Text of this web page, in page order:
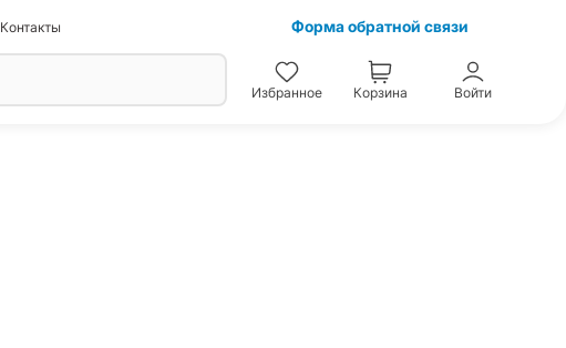
Контакты Форма обратной связи
Избранное Корзина Войти